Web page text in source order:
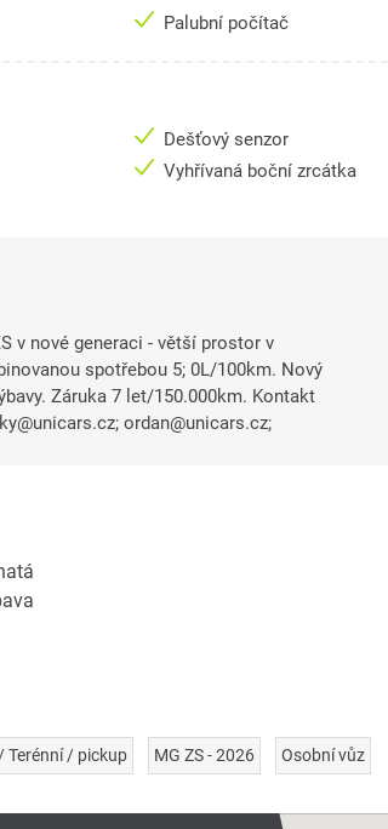
Palubní počítač
Dešťový senzor
Vyhřívaná boční zrcátka
v nové generaci - větší prostor v
spotřebou 5; 0L/100km. Nový
Záruka 7 let/150.000km. Kontakt
ordan@unicars.cz;
Terénní / pickup MG ZS - 2026 Osobní vůz